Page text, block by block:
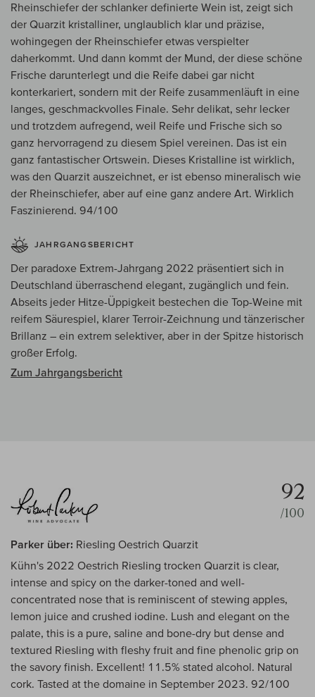
Rheinschiefer der schlanker definierte Wein ist, zeigt sich
der Quarzit kristalliner, unglaublich klar und präzise,
wohingegen der Rheinschiefer etwas verspielter
daherkommt. Und dann kommt der Mund, der diese schöne
Frische darunterlegt und die Reife dabei gar nicht
konterkariert, sondern mit der Reife zusammenläuft in eine
langes, geschmackvolles Finale. Sehr delikat, sehr lecker
und trotzdem aufregend, weil Reife und Frische sich so
ganz hervorragend zu diesem Spiel vereinen. Das ist ein
ganz fantastischer Ortswein. Dieses Kristalline ist wirklich,
was den Quarzit auszeichnet, er ist ebenso mineralisch wie
der Rheinschiefer, aber auf eine ganz andere Art. Wirklich
Faszinierend. 94/100
JAHRGANGSBERICHT
Der paradoxe Extrem-Jahrgang 2022 präsentiert sich in
Deutschland überraschend elegant, zugänglich und fein.
Abseits jeder Hitze-Üppigkeit bestechen die Top-Weine mit
reifem Säurespiel, klarer Terroir-Zeichnung und tänzerischer
Brillanz – ein extrem selektiver, aber in der Spitze historisch
großer Erfolg.
Zum Jahrgangsbericht
92
/100
Parker über: Riesling Oestrich Quarzit
Kühn's 2022 Oestrich Riesling trocken Quarzit is clear,
intense and spicy on the darker-toned and well-
concentrated nose that is reminiscent of stewing apples,
lemon juice and crushed iodine. Lush and elegant on the
palate, this is a pure, saline and bone-dry but dense and
textured Riesling with fleshy fruit and fine phenolic grip on
the savory finish. Excellent! 11.5% stated alcohol. Natural
cork. Tasted at the domaine in September 2023. 92/100